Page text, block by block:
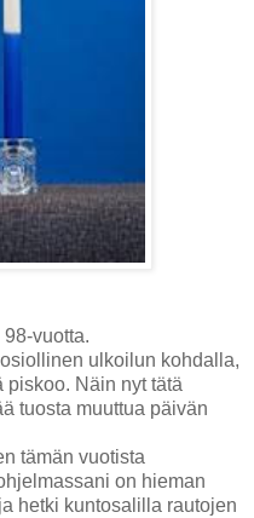
vuotta.
ulkoilun kohdalla,
Näin nyt tätä
tuosta muuttua päivän
tämän vuotista
on hieman
hetki kuntosalilla rautojen